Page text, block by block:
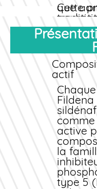
que
Cette
les
cabinet
délais
vous
rapide
légale
Fildena
votre
Présentation complète du
actif
active
la
type 5